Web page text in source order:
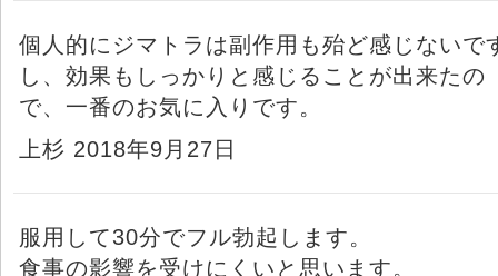
個人的にジマトラは副作用も殆ど感じないで
し、効果もしっかりと感じることが出来たの
で、一番のお気に入りです。
上杉 2018年9月27日
服用して30分でフル勃起します。
食事の影響を受けにくいと思います。